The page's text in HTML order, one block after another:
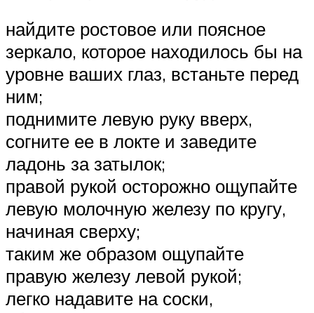
найдите ростовое или поясное
зеркало, которое находилось бы на
уровне ваших глаз, встаньте перед
ним;
поднимите левую руку вверх,
согните ее в локте и заведите
ладонь за затылок;
правой рукой осторожно ощупайте
левую молочную железу по кругу,
начиная сверху;
таким же образом ощупайте
правую железу левой рукой;
легко надавите на соски,